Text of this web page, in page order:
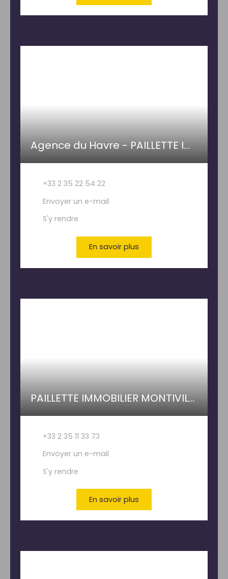
Agence du Havre - PAILLETTE IMMOBILIER
+33 2 35 22 54 22
Envoyer un e-mail
S'y rendre
En savoir plus
PAILLETTE IMMOBILIER MONTIVILLIERS
+33 2 35 11 33 73
Envoyer un e-mail
S'y rendre
En savoir plus